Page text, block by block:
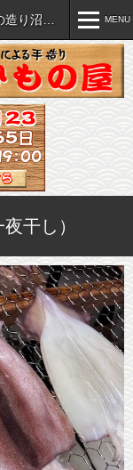
MENU
ついて
法
する表記
数料一覧
ご案内
声
干し）